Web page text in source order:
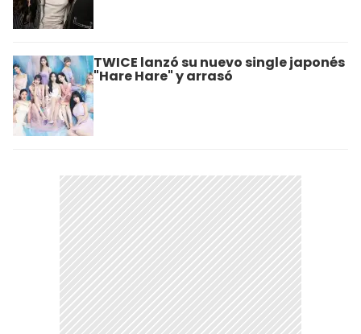
TWICE lanzó su nuevo single japonés
"Hare Hare" y arrasó